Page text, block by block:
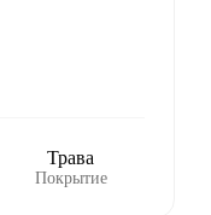
Трава
Покрытие